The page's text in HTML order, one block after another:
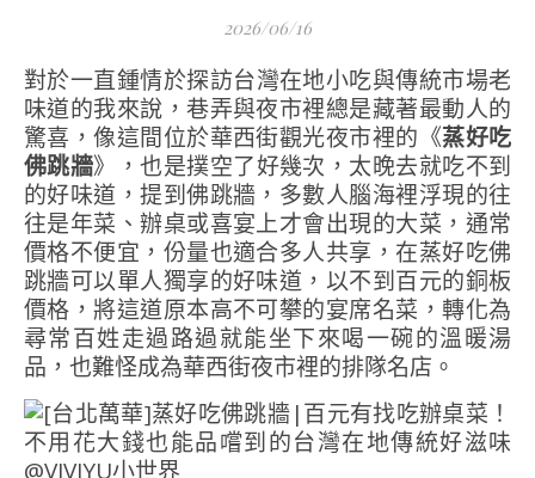
2026/06/16
對於一直鍾情於探訪台灣在地小吃與傳統市場老
味道的我來說，巷弄與夜市裡總是藏著最動人的
驚喜，像這間位於華西街觀光夜市裡的《蒸好吃
佛跳牆》，也是撲空了好幾次，太晚去就吃不到
的好味道，提到佛跳牆，多數人腦海裡浮現的往
往是年菜、辦桌或喜宴上才會出現的大菜，通常
價格不便宜，份量也適合多人共享，在蒸好吃佛
跳牆可以單人獨享的好味道，以不到百元的銅板
價格，將這道原本高不可攀的宴席名菜，轉化為
尋常百姓走過路過就能坐下來喝一碗的溫暖湯
品，也難怪成為華西街夜市裡的排隊名店。